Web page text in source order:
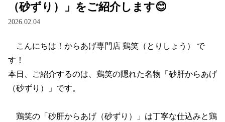
（砂ずり）」をご紹介します😊
2026.02.04
こんにちは！からあげ専門店 鶏笑（とりしょう） で
す！
本日、ご紹介するのは、鶏笑の隠れた名物「砂肝からあげ
（砂ずり）」です。
鶏笑の「砂肝からあげ（砂ずり）」は丁寧な仕込みと鶏